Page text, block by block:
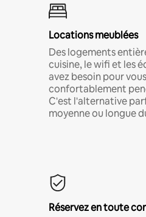
Locations meublées
Des logements
cuisine, le wifi et les
avez besoin pour
confortablement
C'est l'alternative
moyenne ou longue
Réservez en toute